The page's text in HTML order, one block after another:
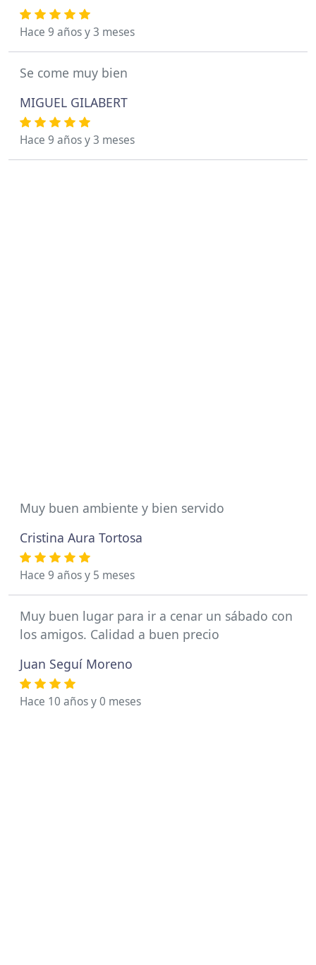
Hace 9 años y 3 meses
Se come muy bien
MIGUEL GILABERT
Hace 9 años y 3 meses
Muy buen ambiente y bien servido
Cristina Aura Tortosa
Hace 9 años y 5 meses
Muy buen lugar para ir a cenar un sábado con
los amigos. Calidad a buen precio
Juan Seguí Moreno
Hace 10 años y 0 meses